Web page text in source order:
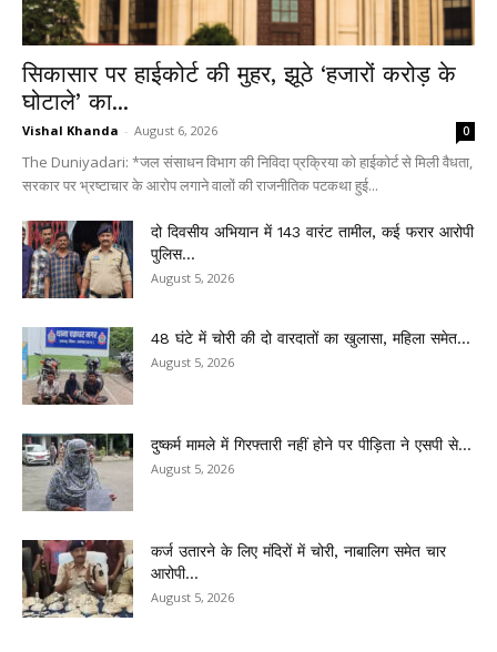
सिकासार पर हाईकोर्ट की मुहर, झूठे ‘हजारों करोड़ के
घोटाले’ का...
Vishal Khanda - August 6, 2026 0
The Duniyadari: *जल संसाधन विभाग की निविदा प्रक्रिया को हाईकोर्ट से मिली वैधता,
सरकार पर भ्रष्टाचार के आरोप लगाने वालों की राजनीतिक पटकथा हुई...
दो दिवसीय अभियान में 143 वारंट तामील, कई फरार आरोपी
पुलिस...
August 5, 2026
48 घंटे में चोरी की दो वारदातों का खुलासा, महिला समेत...
August 5, 2026
दुष्कर्म मामले में गिरफ्तारी नहीं होने पर पीड़िता ने एसपी से...
August 5, 2026
कर्ज उतारने के लिए मंदिरों में चोरी, नाबालिग समेत चार
आरोपी...
August 5, 2026